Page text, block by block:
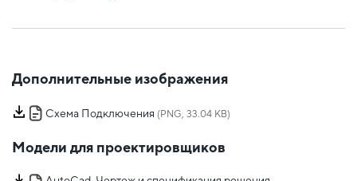
Дополнительные изображения
Схема Подключения (PNG, 33.04 KB)
Модели для проектировщиков